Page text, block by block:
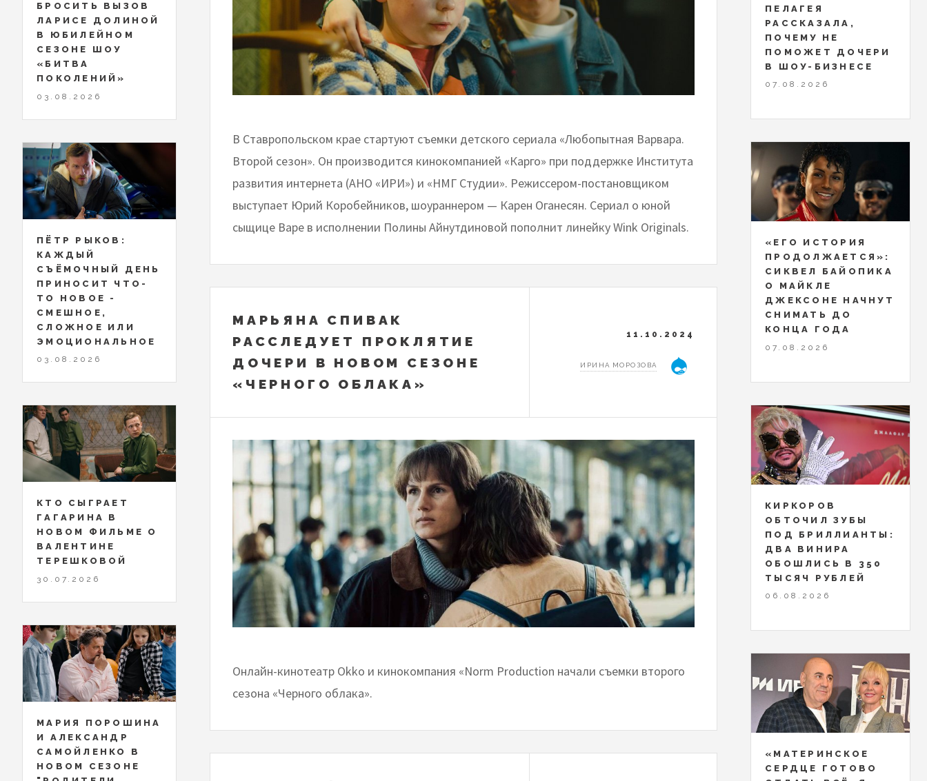
В Ставропольском крае стартуют съемки детского сериала «Любопытная Варвара.
Второй сезон». Он производится кинокомпанией «Карго» при поддержке Института
развития интернета (АНО «ИРИ») и «НМГ Студии». Режиссером-постановщиком
выступает Юрий Коробейников, шоураннером — Карен Оганесян. Сериал о юной
сыщице Варе в исполнении Полины Айнутдиновой пополнит линейку Wink Originals.
МАРЬЯНА СПИВАК
РАССЛЕДУЕТ ПРОКЛЯТИЕ
ДОЧЕРИ В НОВОМ СЕЗОНЕ
«ЧЕРНОГО ОБЛАКА»
11.10.2024
ИРИНА МОРОЗОВА
Онлайн-кинотеатр Okko и кинокомпания «Norm Production начали съемки второго
сезона «Черного облака».
БРОСИТЬ ВЫЗОВ
ЛАРИСЕ ДОЛИНОЙ
В ЮБИЛЕЙНОМ
СЕЗОНЕ ШОУ
«БИТВА
ПОКОЛЕНИЙ»
03.08.2026
ПЁТР РЫКОВ:
КАЖДЫЙ
СЪЁМОЧНЫЙ ДЕНЬ
ПРИНОСИТ ЧТО-
ТО НОВОЕ -
СМЕШНОЕ,
СЛОЖНОЕ ИЛИ
ЭМОЦИОНАЛЬНОЕ
03.08.2026
КТО СЫГРАЕТ
ГАГАРИНА В
НОВОМ ФИЛЬМЕ О
ВАЛЕНТИНЕ
ТЕРЕШКОВОЙ
30.07.2026
МАРИЯ ПОРОШИНА
И АЛЕКСАНДР
САМОЙЛЕНКО В
НОВОМ СЕЗОНЕ
ПЕЛАГЕЯ
РАССКАЗАЛА,
ПОЧЕМУ НЕ
ПОМОЖЕТ ДОЧЕРИ
В ШОУ-БИЗНЕСЕ
07.08.2026
«ЕГО ИСТОРИЯ
ПРОДОЛЖАЕТСЯ»:
СИКВЕЛ БАЙОПИКА
О МАЙКЛЕ
ДЖЕКСОНЕ НАЧНУТ
СНИМАТЬ ДО
КОНЦА ГОДА
07.08.2026
КИРКОРОВ
ОБТОЧИЛ ЗУБЫ
ПОД БРИЛЛИАНТЫ:
ДВА ВИНИРА
ОБОШЛИСЬ В 350
ТЫСЯЧ РУБЛЕЙ
06.08.2026
«МАТЕРИНСКОЕ
СЕРДЦЕ ГОТОВО